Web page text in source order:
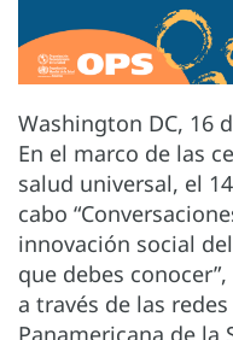
Washington DC, 16
En el marco de las
salud universal, el
cabo
innovación social
que debes
a través de las
Panamericana de la